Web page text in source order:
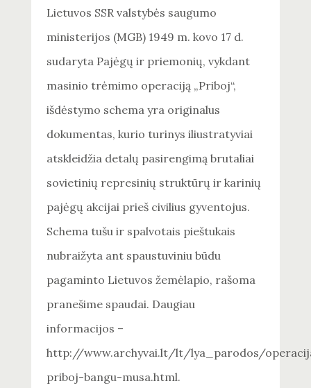
Lietuvos SSR valstybės saugumo
ministerijos (MGB) 1949 m. kovo 17 d.
sudaryta Pajėgų ir priemonių, vykdant
masinio trėmimo operaciją „Priboj“,
išdėstymo schema yra originalus
dokumentas, kurio turinys iliustratyviai
atskleidžia detalų pasirengimą brutaliai
sovietinių represinių struktūrų ir karinių
pajėgų akcijai prieš civilius gyventojus.
Schema tušu ir spalvotais pieštukais
nubraižyta ant spaustuviniu būdu
pagaminto Lietuvos žemėlapio, rašoma
pranešime spaudai. Daugiau
informacijos –
http://www.archyvai.lt/lt/lya_parodos/
priboj-bangu-musa.html.